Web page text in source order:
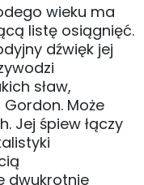
wieku ma
listę osiągnięć.
dźwięk jej
sław,
Może
Jej śpiew łączy
dwukrotnie